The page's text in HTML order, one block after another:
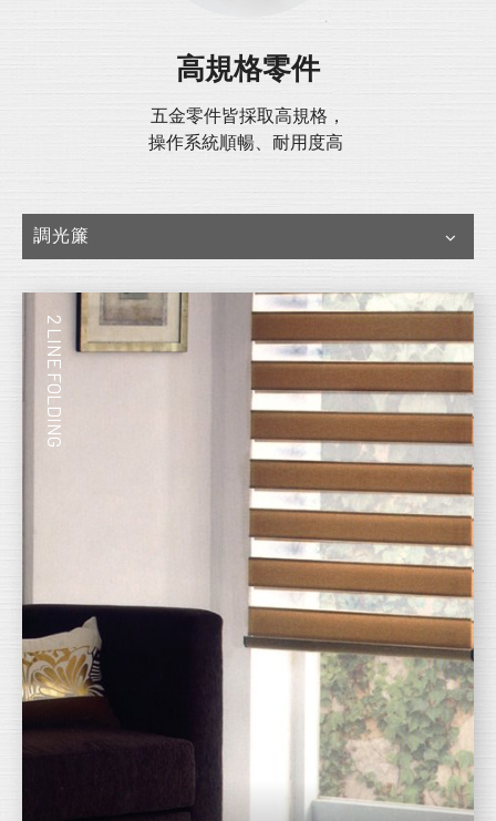
高規格零件
五金零件皆採取高規格，
操作系統順暢、耐用度高
調光簾
2 LINE FOLDING